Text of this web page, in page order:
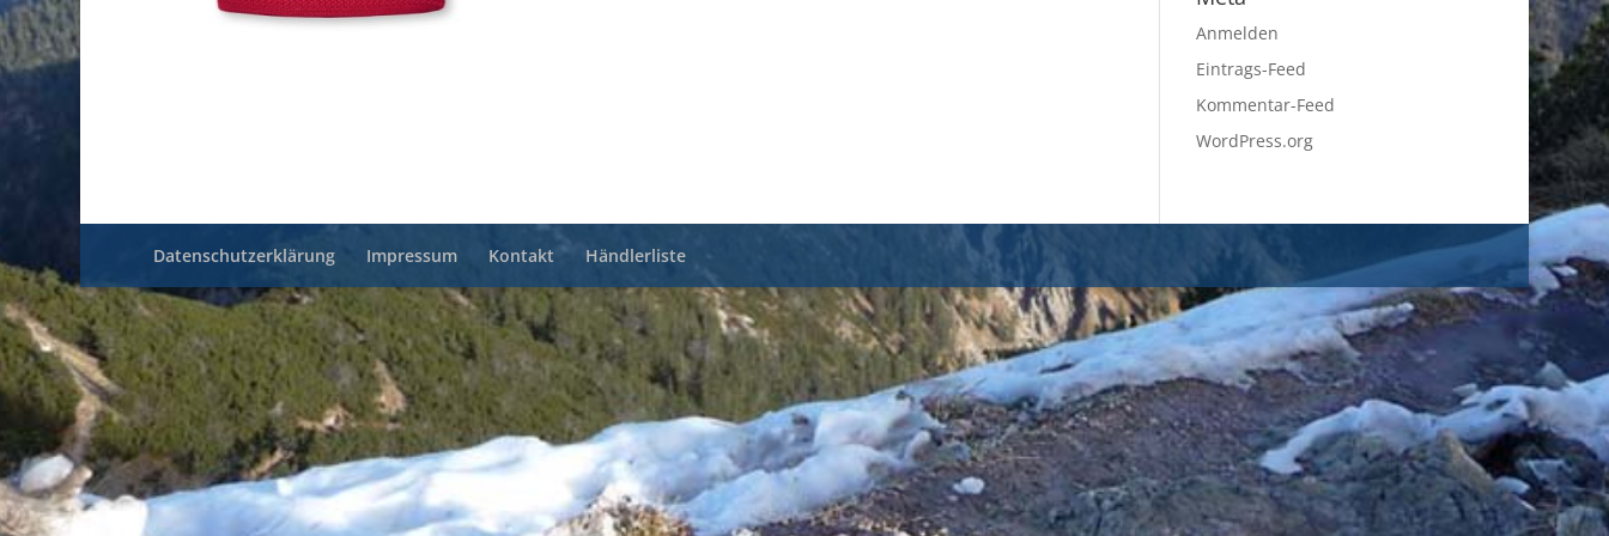
Anmelden
Eintrags-Feed
Kommentar-Feed
WordPress.org
Datenschutzerklärung Impressum Kontakt Händlerliste